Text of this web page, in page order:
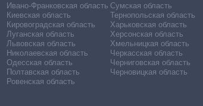
Ивано-Франковская область
Киевская область
Кировоградская область
Луганская область
Львовская область
Николаевская область
Одесская область
Полтавская область
Ровенская область
Сумская область
Тернопольская область
Харьковская область
Херсонская область
Хмельницкая область
Черкасская область
Черниговская область
Черновицкая область